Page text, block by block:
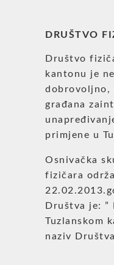
DRUŠTVO
Društvo
kantonu je
dobrovoljno,
građana
primjene u
Osnivačka
fizičara
Društva je:
Tuzlanskom
naziv